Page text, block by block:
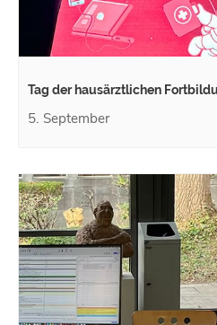
Tag der hausärztlichen
5. September